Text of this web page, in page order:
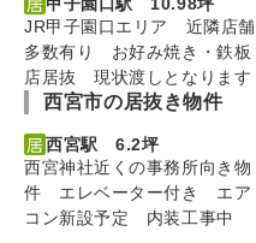
JR甲子園口エリア 近隣店舗
多数有り お好み焼き・鉄板
店居抜 現状渡しとなります
西宮市の居抜き物件
西宮駅 6.2坪
西宮神社近くの事務所向き物
件 エレベーター付き エア
コン新設予定 内装工事中